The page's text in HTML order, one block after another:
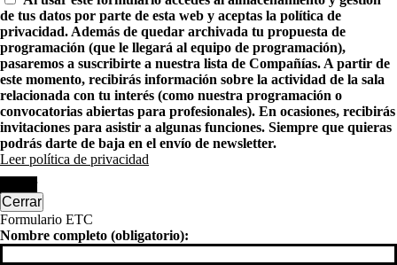
de tus datos por parte de esta web y aceptas la política de
privacidad. Además de quedar archivada tu propuesta de
programación (que le llegará al equipo de programación),
pasaremos a suscribirte a nuestra lista de Compañías. A partir de
este momento, recibirás información sobre la actividad de la sala
relacionada con tu interés (como nuestra programación o
convocatorias abiertas para profesionales). En ocasiones, recibirás
invitaciones para asistir a algunas funciones. Siempre que quieras
podrás darte de baja en el envío de newsletter.
Leer política de privacidad
Cerrar
Formulario ETC
Nombre completo (obligatorio):